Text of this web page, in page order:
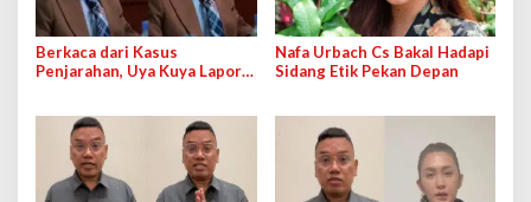
Berkaca dari Kasus
Penjarahan, Uya Kuya Lapor
Nafa Urbach Cs Bakal Hadapi
Sidang Etik Pekan Depan